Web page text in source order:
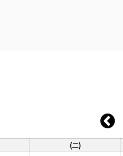
(二)